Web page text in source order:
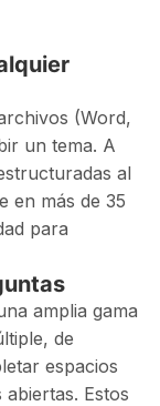
(Word,
un tema. A
al
en más de 35
para
amplia gama
de
espacios
Estos